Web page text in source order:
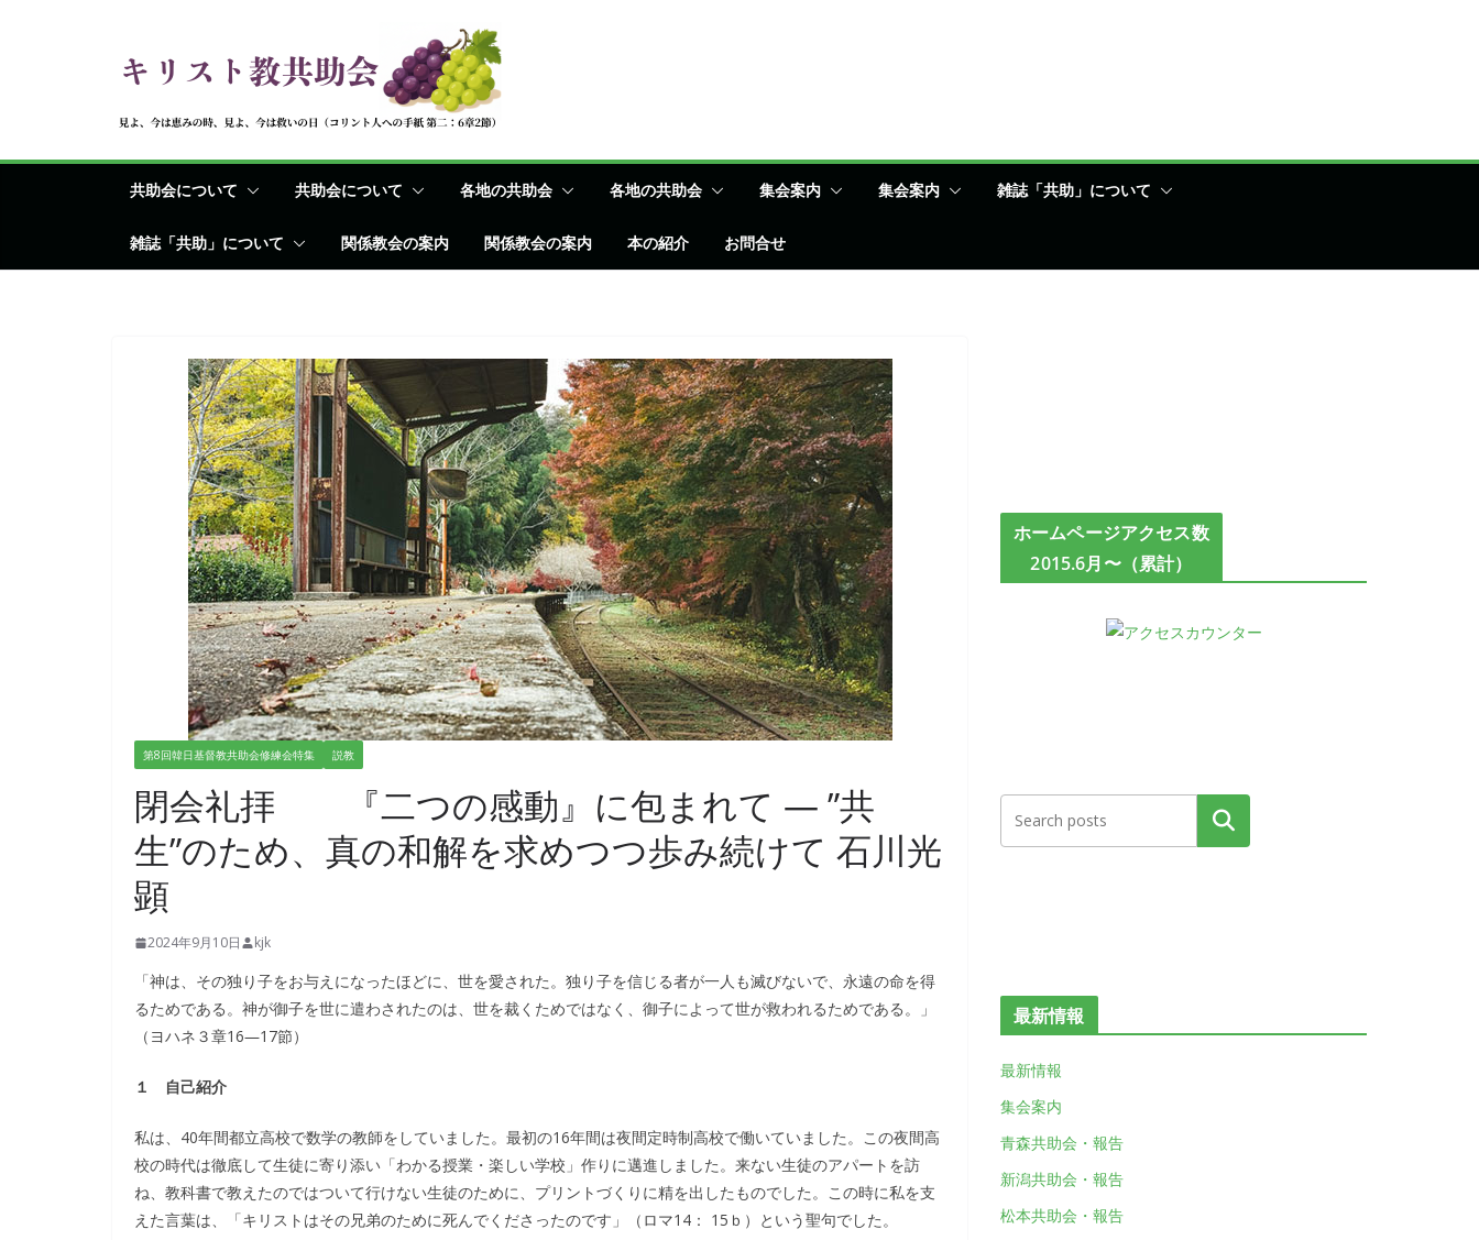
へ
共助会について 共助会について 各地の共助会 各地の共助会 集会案内 集会案内 雑誌「共助」について
雑誌「共助」について 関係教会の案内 関係教会の案内 本の紹介 お問合せ
第8回韓日基督教共助会修練会特集 説教
閉会礼拝 『二つの感動』に包まれて — ”共
生”のため、真の和解を求めつつ歩み続けて 石川光
顕
2024年9月10日 kjk
「神は、その独り子をお与えになったほどに、世を愛された。独り子を信じる者が一人も滅びないで、永遠の命を得
るためである。神が御子を世に遣わされたのは、世を裁くためではなく、御子によって世が救われるためである。」
（ヨハネ３章16―17節）
１ 自己紹介
私は、40年間都立高校で数学の教師をしていました。最初の16年間は夜間定時制高校で働いていました。この夜間高
校の時代は徹底して生徒に寄り添い「わかる授業・楽しい学校」作りに邁進しました。来ない生徒のアパートを訪
ね、教科書で教えたのではついて行けない生徒のために、プリントづくりに精を出したものでした。この時に私を支
えた言葉は、「キリストはその兄弟のために死んでくださったのです」（ロマ14： 15ｂ）という聖句でした。
ホームページアクセス数
2015.6月〜（累計）
検索
最新情報
最新情報
集会案内
青森共助会・報告
新潟共助会・報告
松本共助会・報告